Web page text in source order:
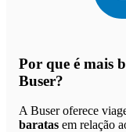
Por que é mais
Buser?
A Buser oferece
baratas em relação